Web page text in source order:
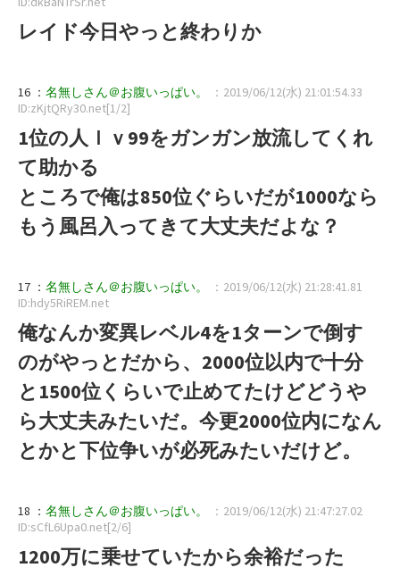
レイド今日やっと終わりか
16 ： 名無しさん＠お腹いっぱい。
：2019/06/12(水) 21:01:54.33
ID:zKjtQRy30.net[1/2]
1位の人ｌｖ99をガンガン放流してくれ
て助かる
ところで俺は850位ぐらいだが1000なら
もう風呂入ってきて大丈夫だよな？
17 ： 名無しさん＠お腹いっぱい。
：2019/06/12(水) 21:28:41.81
ID:hdy5RiREM.net
俺なんか変異レベル4を1ターンで倒す
のがやっとだから、2000位以内で十分
と1500位くらいで止めてたけどどうや
ら大丈夫みたいだ。今更2000位内になん
とかと下位争いが必死みたいだけど。
18 ： 名無しさん＠お腹いっぱい。
：2019/06/12(水) 21:47:27.02
ID:sCfL6Upa0.net[2/6]
1200万に乗せていたから余裕だった